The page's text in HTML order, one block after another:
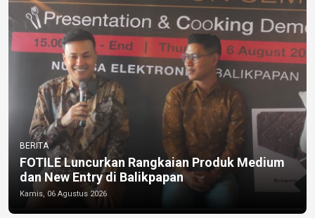
BERITA
FOTILE Luncurkan Rangkaian Produk Medium
dan New Entry di Balikpapan
Kamis, 06 Agustus 2026